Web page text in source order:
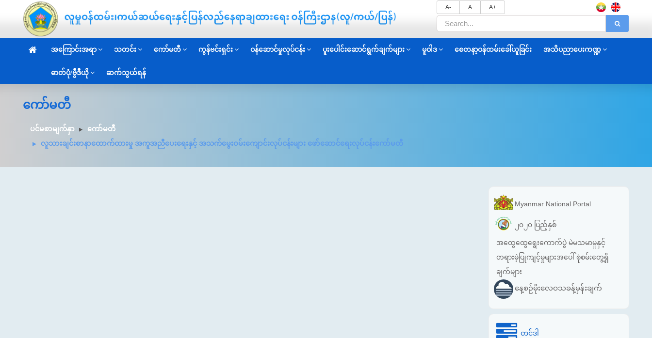
A- A A+
အကြောင်းအရာ သတင်း ကော်မတီ ကွန်ဗင်းရှင်း ဝန်ဆောင်မှုလုပ်ငန်း ပူးပေါင်းဆောင်ရွက်ချက်များ မူဝါဒ စေတနာ့ဝန်ထမ်းခေါ်ယူခြင်း အသိပညာပေးကဏ္ဍ
ဓာတ်ပုံ/ဗွီဒီယို ဆက်သွယ်ရန်
ကော်မတီ
ပင်မစာမျက်နှာ
ကော်မတီ
လူသားချင်းစာနာထောက်ထားမှု အကူအညီပေးရေးနှင့် အသက်မွေးဝမ်းကျောင်းလုပ်ငန်းများ ဖော်ဆောင်ရေးလုပ်ငန်းကော်မတီ
Myanmar National Portal
၂၀၂၀ ပြည့်နှစ်
အထွေထွေရွေးကောက်ပွဲ မဲမသမာမှုနှင့်
တရားမဲ့ပြုကျင့်မှုများအပေါ် စုံစမ်းတွေ့ရှိ
ချက်များ
နေ့စဉ်မိုးလေဝသခန့်မှန်းချက်
တင်ဒါ